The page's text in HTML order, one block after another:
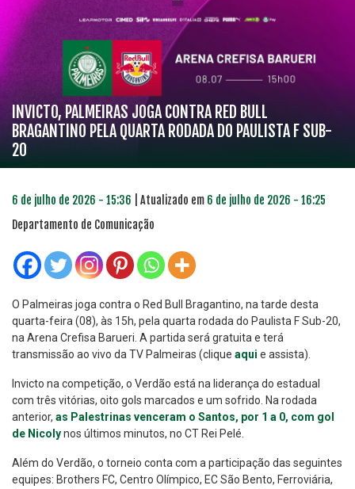
INVICTO, PALMEIRAS JOGA CONTRA RED BULL
BRAGANTINO PELA QUARTA RODADA DO PAULISTA F SUB-
20
6 de julho de 2026 - 15:36 | Atualizado em 6 de julho de 2026 - 16:25
Departamento de Comunicação
O Palmeiras joga contra o Red Bull Bragantino, na tarde desta
quarta-feira (08), às 15h, pela quarta rodada do Paulista F Sub-20,
na Arena Crefisa Barueri. A partida será gratuita e terá
transmissão ao vivo da TV Palmeiras (clique aqui e assista).
Invicto na competição, o Verdão está na liderança do estadual
com três vitórias, oito gols marcados e um sofrido. Na rodada
anterior, as Palestrinas venceram o Santos, por 1 a 0, com gol
de Nicolynos últimos minutos, no CT Rei Pelé.
Além do Verdão, o torneio conta com a participação das seguintes
equipes: Brothers FC, Centro Olímpico, EC São Bento, Ferroviária,